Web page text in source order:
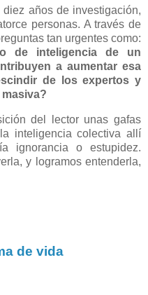
años de investigación,
personas. A través de
tan urgentes como:
de inteligencia de un
a aumentar esa
de los expertos y
del lector unas gafas
inteligencia colectiva allí
ignorancia o estupidez.
y logramos entenderla,
de vida